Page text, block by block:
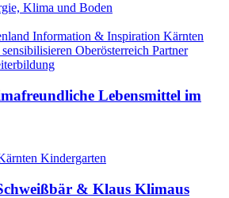
Klima und Boden
Information & Inspiration Kärnten
Oberösterreich Partner
Lebensmittel im
Kindergarten
& Klaus Klimaus